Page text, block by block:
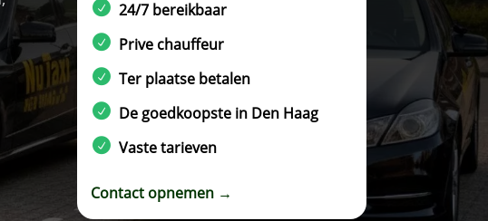
24/7 bereikbaar
Prive chauffeur
Ter plaatse betalen
De goedkoopste in Den Haag
Vaste tarieven
Contact opnemen →